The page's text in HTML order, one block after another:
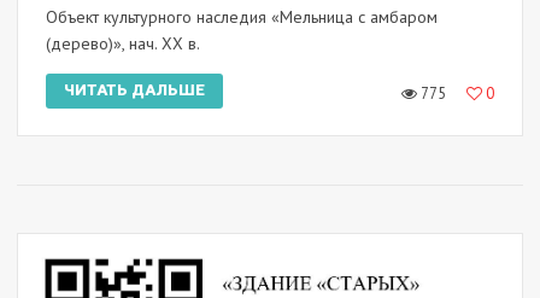
Объект культурного наследия «Мельница с амбаром
(дерево)», нач. ХХ в.
ЧИТАТЬ ДАЛЬШЕ 775 0